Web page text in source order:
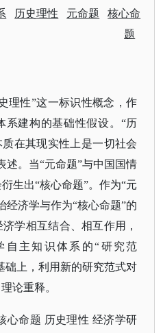
历史理性 元命题
核心命
题
理性”这一标识性概念，作
系建构的基础性假设。“历
在其现实性上是一切社会
述。当“元命题”与中国国情
生出“核心命题”。作为“元
经济学与作为“核心命题”的
学相互结合、相互作用，
自主知识体系的“研究范
础上，利用新的研究范式对
论重释。
心命题 历史理性 经济学研